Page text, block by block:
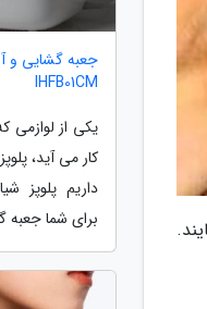
جعبه گشایی و
IHFB01CM
یکی از لوازمی
کار می آید،
برای شما جعبه